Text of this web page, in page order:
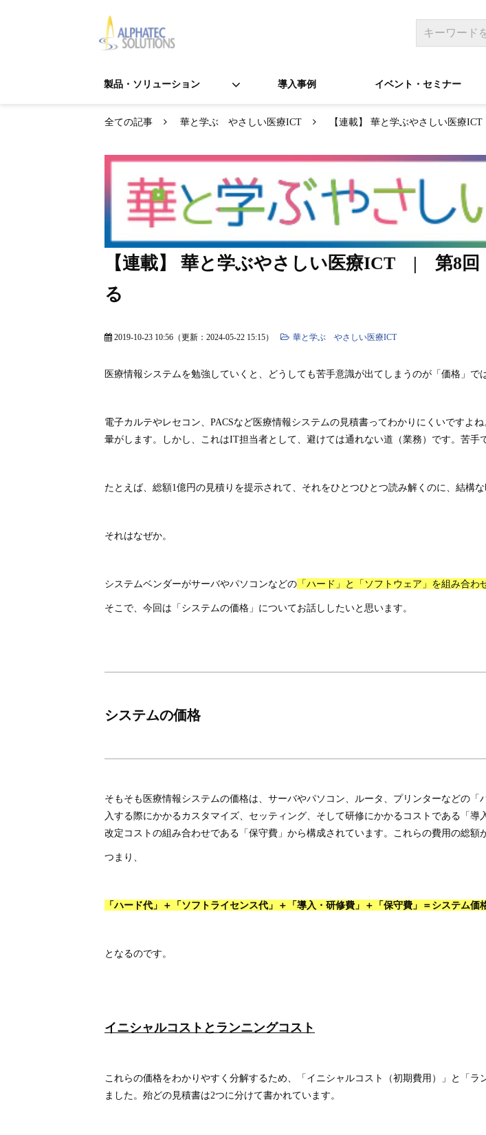
製品・ソリューション 導入事例 イベント・セミナー
全ての記事 華と学ぶ やさしい医療ICT 【連載】 華と学ぶやさしい医療
【連載】 華と学ぶやさしい医療ICT | 第8回
る
2019-10-23 10:56 （更新： 2024-05-22 15:15） 華と学ぶ やさしい医療ICT
医療情報システムを勉強していくと、どうしても苦手意識が出てしまうのが「価格」で
電子カルテやレセコン、PACSなど医療情報システムの見積書ってわかりにくいですよ
暈がします。しかし、これはIT担当者として、避けては通れない道（業務）です。苦手
たとえば、総額1億円の見積りを提示されて、それをひとつひとつ読み解くのに、結構な
それはなぜか。
システムベンダーがサーバやパソコンなどの 「ハード」と「ソフトウェア」を組み合わ
そこで、今回は「システムの価格」についてお話ししたいと思います。
システムの価格
そもそも医療情報システムの価格は、サーバやパソコン、ルータ、プリンターなどの
入する際にかかるカスタマイズ、セッティング、そして研修にかかるコストである「
改定コストの組み合わせである「保守費」から構成されています。これらの費用の総額
つまり、
「ハード代」＋「ソフトライセンス代」＋「導入・研修費」＋「保守費」＝システム価
となるのです。
イニシャルコストとランニングコスト
これらの価格をわかりやすく分解するため、「イニシャルコスト（初期費用）」と「
ました。殆どの見積書は2つに分けて書かれています。